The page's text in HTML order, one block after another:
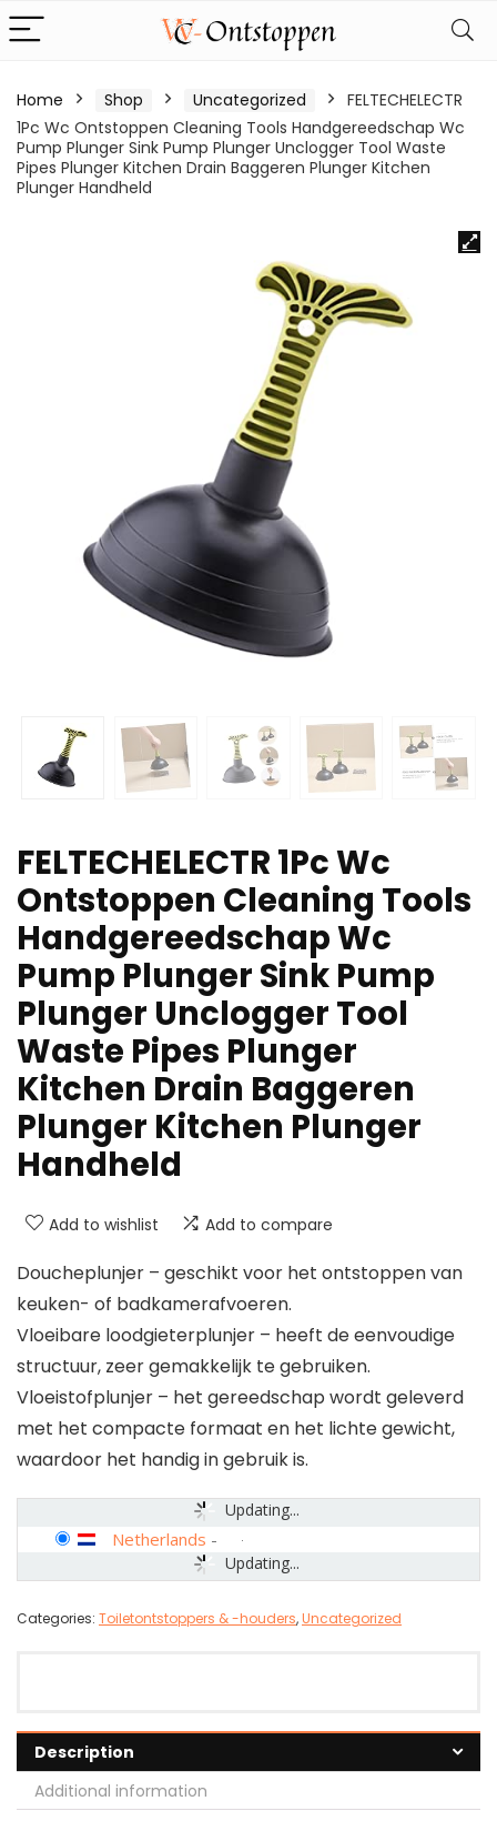
Home Shop Uncategorized
FELTECHELECTR
1Pc Wc Ontstoppen Cleaning Tools Handgereedschap Wc
Pump Plunger Sink Pump Plunger Unclogger Tool Waste
Pipes Plunger Kitchen Drain Baggeren Plunger Kitchen
Plunger Handheld
FELTECHELECTR 1Pc Wc
Ontstoppen Cleaning Tools
Handgereedschap Wc
Pump Plunger Sink Pump
Plunger Unclogger Tool
Waste Pipes Plunger
Kitchen Drain Baggeren
Plunger Kitchen Plunger
Handheld
Add to wishlist Add to compare
Doucheplunjer – geschikt voor het ontstoppen van
keuken- of badkamerafvoeren.
Vloeibare loodgieterplunjer – heeft de eenvoudige
structuur, zeer gemakkelijk te gebruiken.
Vloeistofplunjer – het gereedschap wordt geleverd
met het compacte formaat en het lichte gewicht,
waardoor het handig in gebruik is.
Updating...
Updating...
Netherlands -
Categories: Toiletontstoppers & -houders,Uncategorized
Description
Additional information